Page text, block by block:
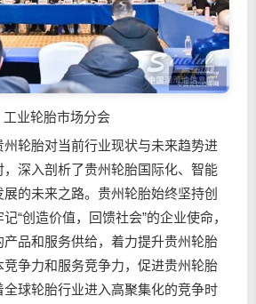
工业轮胎市场分会
轮胎对当前行业现状与未来趋势进
深入剖析了贵州轮胎国际化、智能
的未来之路。贵州轮胎始终坚持创
“创造价值，回馈社会”的企业使命，
品和服务供给，着力提升贵州轮胎
争力和服务竞争力，促进贵州轮胎
球轮胎行业进入高聚集化的竞争时